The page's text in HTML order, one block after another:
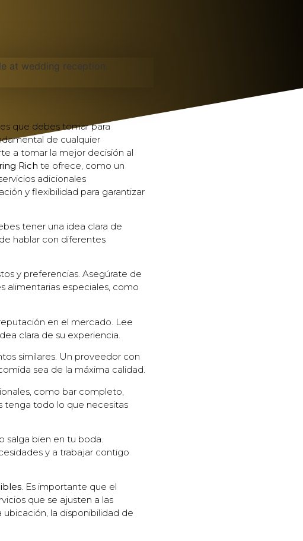
que debes tomar para
de cualquier
a tomar la mejor decisión al
Rich te ofrece, como un
adicionales
y flexibilidad para garantizar
tener una idea clara de
hablar con diferentes
y preferencias. Asegúrate de
alimentarias especiales, como
en el mercado. Lee
clara de su experiencia.
similares. Un proveedor con
sea de la máxima calidad.
como bar completo,
tenga todo lo que necesitas
salga bien en tu boda.
y a trabajar contigo
. Es importante que el
que se ajusten a las
la disponibilidad de